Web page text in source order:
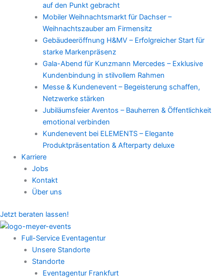
auf den Punkt gebracht
Mobiler Weihnachtsmarkt für Dachser –
Weihnachtszauber am Firmensitz
Gebäudeeröffnung H&MV – Erfolgreicher Start für
starke Markenpräsenz
Gala-Abend für Kunzmann Mercedes – Exklusive
Kundenbindung in stilvollem Rahmen
Messe & Kundenevent – Begeisterung schaffen,
Netzwerke stärken
Jubiläumsfeier Aventos – Bauherren & Öffentlichkeit
emotional verbinden
Kundenevent bei ELEMENTS – Elegante
Produktpräsentation & Afterparty deluxe
Karriere
Jobs
Kontakt
Über uns
Jetzt beraten lassen!
Full-Service Eventagentur
Unsere Standorte
Standorte
Eventagentur Frankfurt